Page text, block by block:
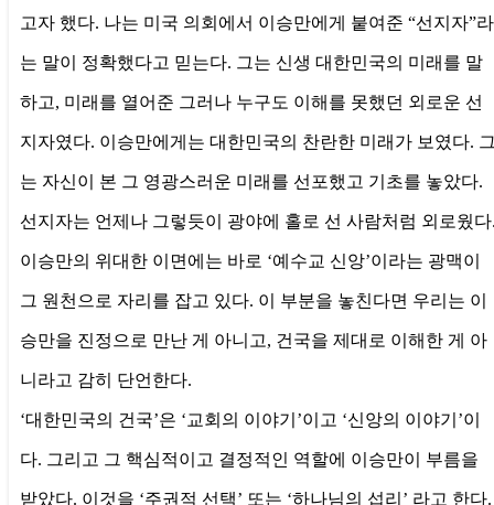
고자 했다. 나는 미국 의회에서 이승만에게 붙여준 “선지자”라
는 말이 정확했다고 믿는다. 그는 신생 대한민국의 미래를 말
하고, 미래를 열어준 그러나 누구도 이해를 못했던 외로운 선
지자였다. 이승만에게는 대한민국의 찬란한 미래가 보였다.
는 자신이 본 그 영광스러운 미래를 선포했고 기초를 놓았다.
선지자는 언제나 그렇듯이 광야에 홀로 선 사람처럼 외로웠
이승만의 위대한 이면에는 바로 ‘예수교 신앙’이라는 광맥이
그 원천으로 자리를 잡고 있다. 이 부분을 놓친다면 우리는 이
승만을 진정으로 만난 게 아니고, 건국을 제대로 이해한 게 아
니라고 감히 단언한다.
‘대한민국의 건국’은 ‘교회의 이야기’이고 ‘신앙의 이야기’이
다. 그리고 그 핵심적이고 결정적인 역할에 이승만이 부름을
받았다. 이것을 ‘주권적 선택’ 또는 ‘하나님의 섭리’ 라고 한다.